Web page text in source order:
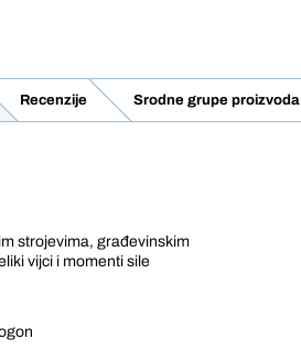
Recenzije Srodne grupe proizvoda
strojevima, građevinskim
vijci i momenti sile